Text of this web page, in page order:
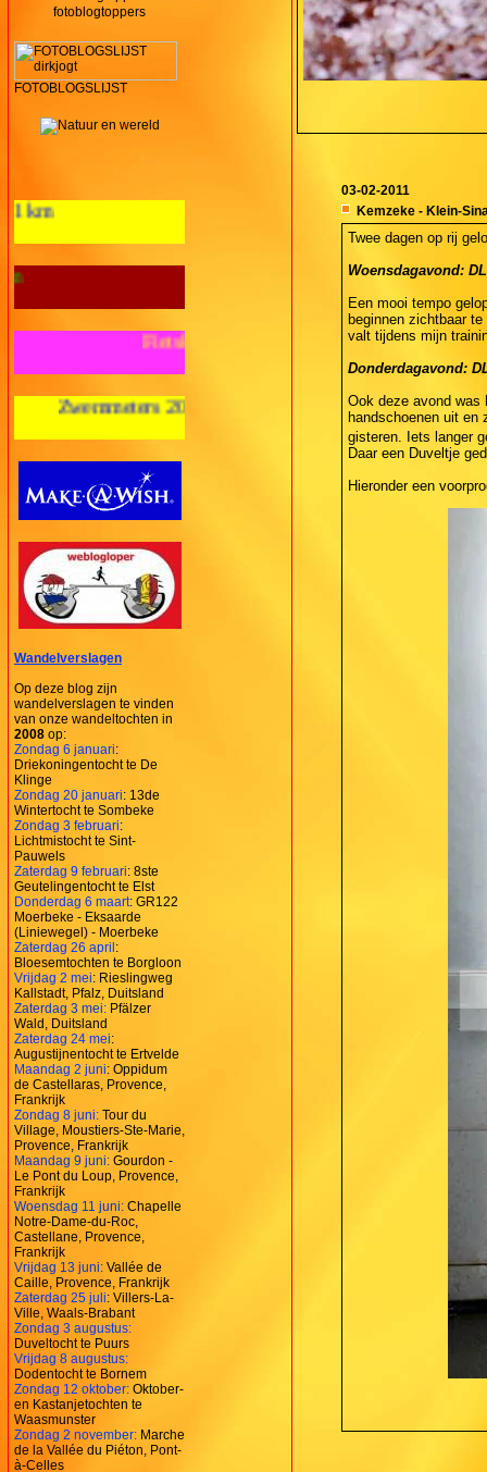
fotoblogtoppers
FOTOBLOGSLIJST
Aantal loopkm's 2012: 125,1 km
Fietskilometers 2012: nul km
2012: nul m
Wandelverslagen
Op deze blog zijn
wandelverslagen te vinden
van onze wandeltochten in
2008 op:
Zondag 6 januari:
Driekoningentocht te De
Klinge
Zondag 20 januari: 13de
Wintertocht te Sombeke
Zondag 3 februari:
Lichtmistocht te Sint-
Pauwels
Zaterdag 9 februari: 8ste
Geutelingentocht te Elst
Donderdag 6 maart: GR122
Moerbeke - Eksaarde
(Liniewegel) - Moerbeke
Zaterdag 26 april:
Bloesemtochten te Borgloon
Vrijdag 2 mei: Rieslingweg
Kallstadt, Pfalz, Duitsland
Zaterdag 3 mei: Pfälzer
Wald, Duitsland
Zaterdag 24 mei:
Augustijnentocht te Ertvelde
Maandag 2 juni: Oppidum
de Castellaras, Provence,
Frankrijk
Zondag 8 juni: Tour du
Village, Moustiers-Ste-Marie,
Provence, Frankrijk
Maandag 9 juni: Gourdon -
Le Pont du Loup, Provence,
Frankrijk
Woensdag 11 juni: Chapelle
Notre-Dame-du-Roc,
Castellane, Provence,
Frankrijk
Vrijdag 13 juni: Vallée de
Caille, Provence, Frankrijk
Zaterdag 25 juli: Villers-La-
Ville, Waals-Brabant
Zondag 3 augustus:
Duveltocht te Puurs
Vrijdag 8 augustus:
Dodentocht te Bornem
Zondag 12 oktober: Oktober-
en Kastanjetochten te
Waasmunster
Zondag 2 november: Marche
de la Vallée du Piéton, Pont-
à-Celles
03-02-2011
Kemzeke - Klein-
Twee dagen op rij
Woensdagavond:
Een mooi tempo
beginnen zichtbaar
valt tijdens mijn
Donderdagavond:
Ook deze avond was
handschoenen uit
gisteren. Iets langer
Daar een Duveltje
Hieronder een